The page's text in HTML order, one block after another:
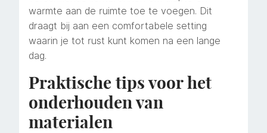
warmte aan de ruimte toe te voegen. Dit
draagt bij aan een comfortabele setting
waarin je tot rust kunt komen na een lange
dag.
Praktische tips voor het
onderhouden van
materialen